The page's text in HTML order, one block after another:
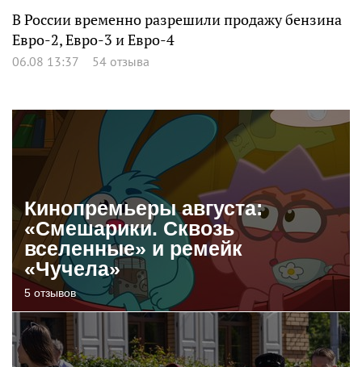
В России временно разрешили продажу бензина
Евро-2, Евро-3 и Евро-4
06.08 13:37 54 отзыва
Кинопремьеры августа:
«Смешарики. Сквозь
вселенные» и ремейк
«Чучела»
5 отзывов